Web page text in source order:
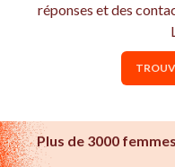
réponses et des
Plus de 3000